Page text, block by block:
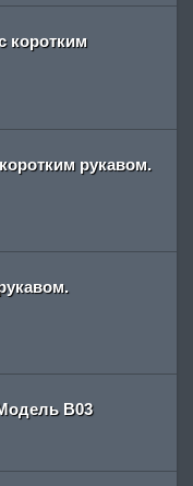
коротким
рукавом.
В03